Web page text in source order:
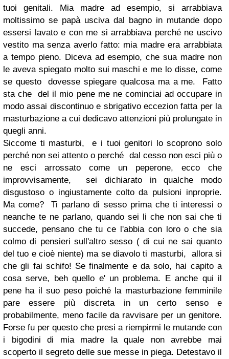
tuoi genitali. Mia madre ad esempio, si arrabbiava
moltissimo se papà usciva dal bagno in mutande dopo
essersi lavato e con me si arrabbiava perché ne uscivo
vestito ma senza averlo fatto: mia madre era arrabbiata
a tempo pieno. Diceva ad esempio, che sua madre non
le aveva spiegato molto sui maschi e me lo disse, come
se questo dovesse spiegare qualcosa ma a me.
Fatto
sta che del il mio pene me ne cominciai ad occupare in
modo assai discontinuo e sbrigativo eccezion fatta per la
masturbazione a cui dedicavo attenzioni più prolungate in
quegli anni.
Siccome ti masturbi, e i tuoi genitori lo scoprono solo
perché non sei attento o perché dal cesso non esci più o
ne esci arrossato come un peperone, ecco che
improvvisamente, sei dichiarato in qualche modo
disgustoso o ingiustamente colto da pulsioni inproprie.
Ma come? Ti parlano di sesso prima che ti interessi o
neanche te ne parlano, quando sei li che non sai che ti
succede, pensano che tu ce l'abbia con loro o che sia
colmo di pensieri sull'altro sesso ( di cui ne sai quanto
del tuo e cioè niente) ma se diavolo ti masturbi, allora si
che gli fai schifo! Se finalmente e da solo, hai capito a
cosa serve, beh quello e' un problema. E anche qui il
pene ha il suo peso poiché la masturbazione femminile
pare essere più discreta in un certo senso e
probabilmente, meno facile da ravvisare per un genitore.
Forse fu per questo che presi a riempirmi le mutande con
i bigodini di mia madre la quale non avrebbe mai
scoperto il segreto delle sue messe in piega. Detestavo il